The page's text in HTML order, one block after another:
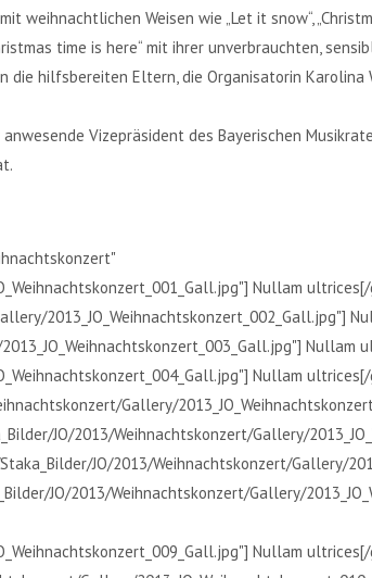
weihnachtlichen Weisen wie „Let it snow“,
time is here“ mit ihrer unverbrauchten,
die hilfsbereiten Eltern, die Organisatorin
Vizepräsident des Bayerischen
Nullam
2013_JO_Weihnachtskonzert_002_Gall.jpg"]
Nullam
Gallery/
JO/2013/Weihnachtskonzert/Gallery/
JO/2013/Weihnachtskonzert/Gallery/
JO/2013/Weihnachtskonzert/Gallery/
Nullam